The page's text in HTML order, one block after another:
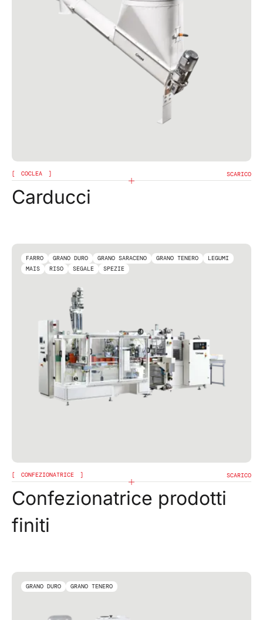
COCLEA SCARICO
Carducci
FARRO GRANO DURO GRANO SARACENO GRANO TENERO
LEGUMI
MAIS
RISO SEGALE SPEZIE
CONFEZIONATRICE SCARICO
Confezionatrice prodotti
finiti
GRANO DURO GRANO TENERO